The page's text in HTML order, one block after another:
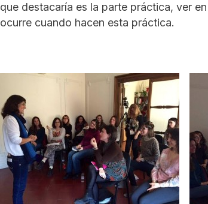
que destacaría es la parte práctica, ver
ocurre cuando hacen esta práctica.